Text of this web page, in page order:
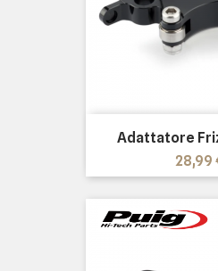
Adattatore
28,99